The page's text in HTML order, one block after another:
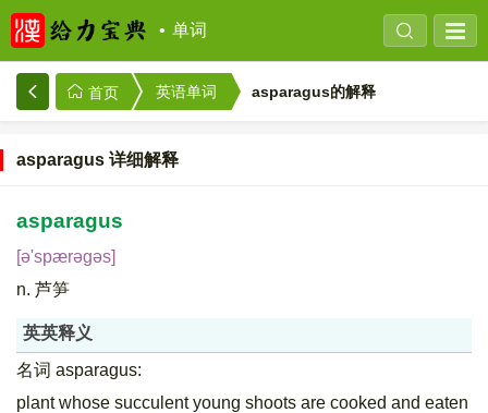
单词
首页 英语单词 asparagus的解释
asparagus 详细解释
asparagus
[ə'spærəgəs]
n. 芦笋
英英释义
名词 asparagus:
plant whose succulent young shoots are cooked and eaten